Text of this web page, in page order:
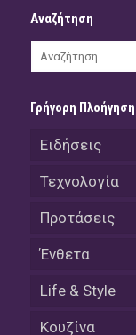
Αναζήτηση
Γρήγορη Πλοήγηση
Ειδήσεις
Τεχνολογία
Προτάσεις
Ένθετα
Life & Style
Κουζίνα